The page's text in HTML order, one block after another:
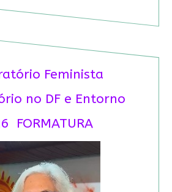
Feminista
no DF e Entorno
FORMATURA